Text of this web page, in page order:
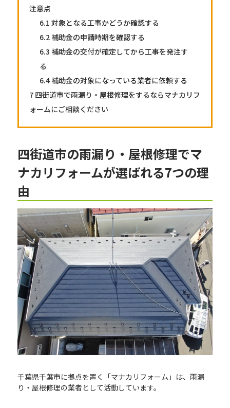
注意点
6.1 対象となる工事かどうか確認する
6.2 補助金の申請時期を確認する
6.3 補助金の交付が確定してから工事を発注す
る
6.4 補助金の対象になっている業者に依頼する
7 四街道市で雨漏り・屋根修理をするならマナカリフ
ォームにご相談ください
四街道市の雨漏り・屋根修理でマ
ナカリフォームが選ばれる7つの理
由
千葉県千葉市に拠点を置く「マナカリフォーム」は、雨漏
り・屋根修理の業者として活動しています。